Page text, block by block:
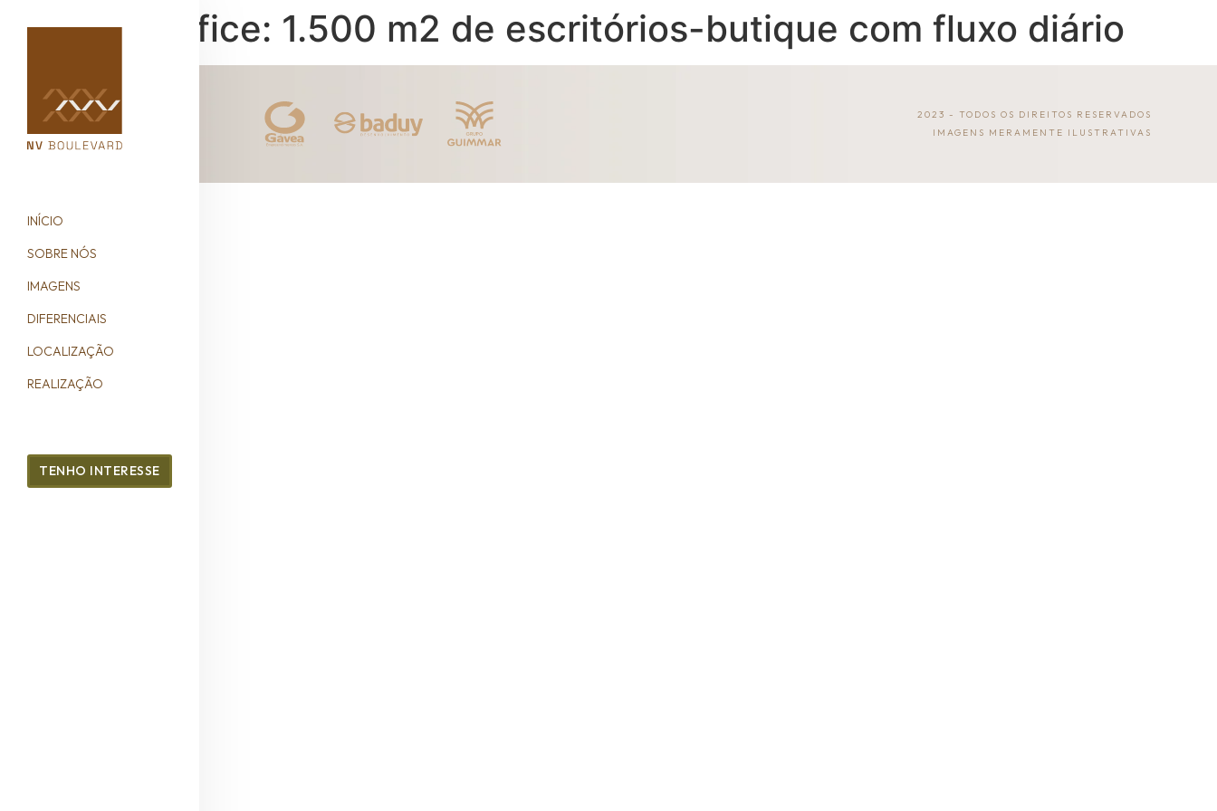
INÍCIO
SOBRE NÓS
IMAGENS
DIFERENCIAIS
LOCALIZAÇÃO
REALIZAÇÃO
TENHO INTERESSE
NV Office: 1.500 m2 de escritórios-butique com fluxo diário
2023 - TODOS OS DIREITOS RESERVADOS
IMAGENS MERAMENTE ILUSTRATIVAS